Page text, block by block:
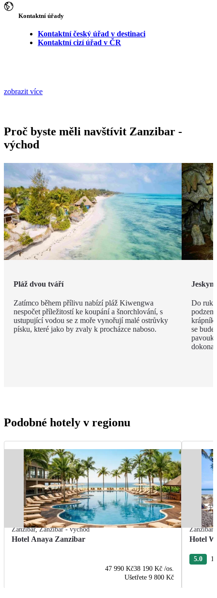
Kontaktní úřady
Kontaktní český úřad v destinaci
Kontaktní cizí úřad v ČR
zobrazit více
Proč byste měli navštívit Zanzibar -
východ
Pláž dvou tváří
Zatímco během přílivu nabízí pláž Kiwengwa
nespočet příležitostí ke koupání a šnorchlování, s
ustupující vodou se z moře vynořují malé ostrůvky
písku, které jako by zvaly k procházce naboso.
Do
se
Podobné hotely v regionu
Zanzibar,Zanzibar - východ
Hotel Anaya Zanzibar
47 990 Kč38 190 Kč /os.
Ušetřete 9 800 Kč
Zanzibar
Hotel
5.0